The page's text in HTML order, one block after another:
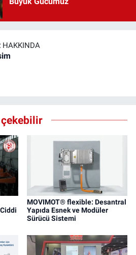
HAKKINDA
MOVIMOT® flexible: Desantral
Yapıda Esnek ve Modüler
Sürücü Sistemi